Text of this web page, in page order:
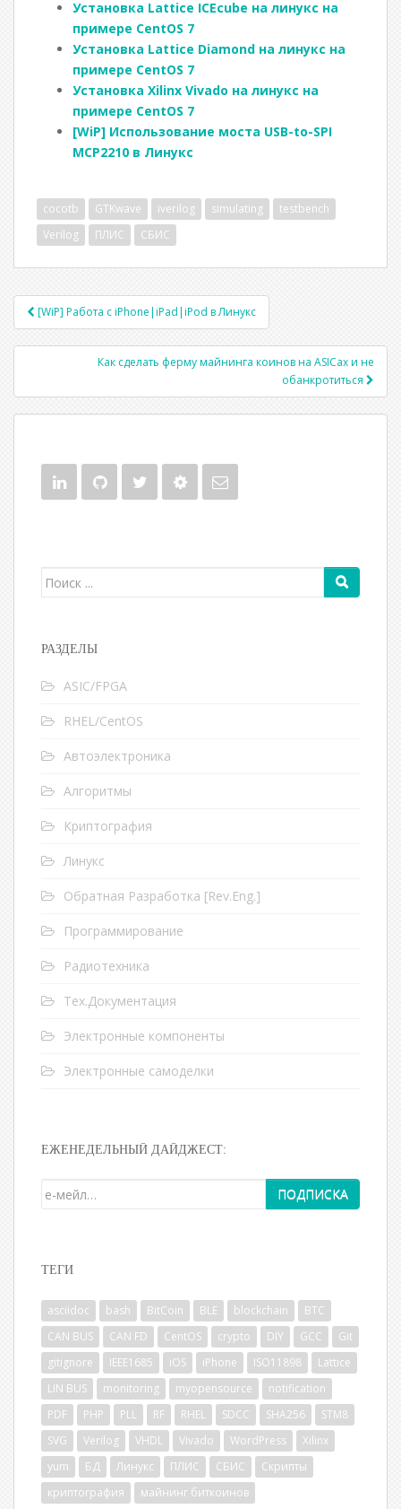
n o
k
r
n
al
m в
и
т
Установка Lattice ICEcube на линукс на
примере CentOS 7
Установка Lattice Diamond на линукс на
примере CentOS 7
Установка Xilinx Vivado на линукс на
примере CentOS 7
[WiP] Использование моста USB-to-SPI
MCP2210 в Линукс
cocotb GTKwave iverilog simulating
testbench
Verilog
ПЛИС СБИС
Post navigation
[WiP] Работа с iPhone|iPad|iPod в Линукс
Как сделать ферму майнинга коинов на ASICах и не
обанкротиться
Поиск для:
РАЗДЕЛЫ
ASIC/FPGA
RHEL/CentOS
Автоэлектроника
Алгоритмы
Криптография
Линукс
Обратная Разработка [Rev.Eng.]
Программирование
Радиотехника
Тех.Документация
Электронные компоненты
Электронные самоделки
ЕЖЕНЕДЕЛЬНЫЙ ДАЙДЖЕСТ:
ТЕГИ
asciidoc bash BitCoin BLE blockchain
BTC
CAN BUS
CAN FD CentOS crypto DIY GCC
Git
gitignore
IEEE1685 iOS iPhone ISO11898
Lattice
LIN BUS
monitoring myopensource
notification
PDF
PHP PLL RF RHEL SDCC SHA256
STM8
SVG
Verilog VHDL Vivado WordPress
Xilinx
yum
БД Линукс ПЛИС СБИС
Скрипты
криптография
майнинг биткоинов